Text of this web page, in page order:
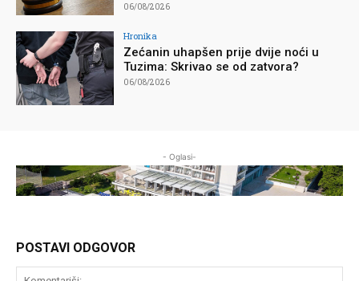
06/08/2026
Hronika
Zećanin uhapšen prije dvije noći u
Tuzima: Skrivao se od zatvora?
06/08/2026
- Oglasi-
POSTAVI ODGOVOR